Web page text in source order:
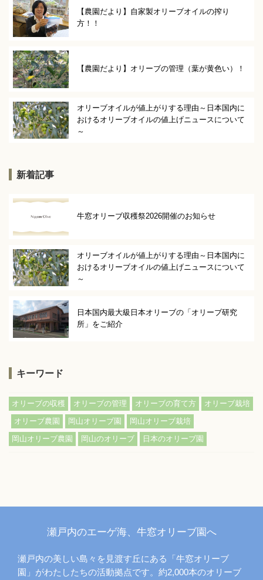
【農園だより】自家製オリーブオイルの搾り
方！！
【農園だより】オリーブの管理（葉が黄色い）！
オリーブオイルが値上がりする理由～日本国内に
おけるオリーブオイルの値上げニュースについて
～
新着記事
牛窓オリーブ収穫祭2026開催のお知らせ
オリーブオイルが値上がりする理由～日本国内に
おけるオリーブオイルの値上げニュースについて
～
日本国内最大級日本オリーブの「オリーブ研究
所」をご紹介
キーワード
オリーブの収穫 オリーブの管理 オリーブの育て方 オリーブ栽培
オリーブ農園 岡山オリーブ園 岡山オリーブ栽培
岡山オリーブ農園 岡山のオリーブ 日本のオリーブ園
瀬戸内のエーゲ海、牛窓オリーブ園へ
瀬戸内の美しい島々を見渡す丘にある「牛窓オリーブ
園」がわたしたちの活動拠点です。約2,000本のオリーブ